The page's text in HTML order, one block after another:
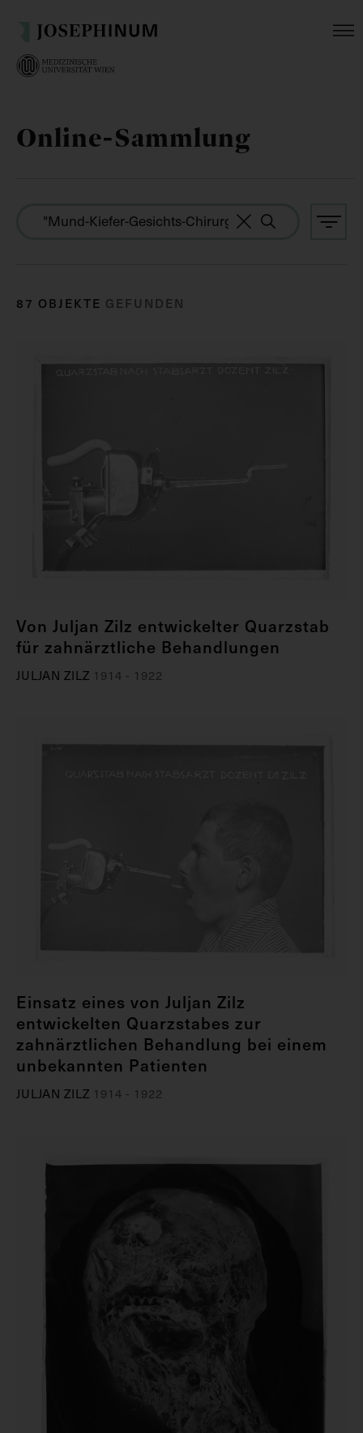
Online-Sammlung
87 OBJEKTE GEFUNDEN
Von Juljan Zilz entwickelter Quarzstab
für zahnärztliche Behandlungen
JULJAN ZILZ 1914 - 1922
Einsatz eines von Juljan Zilz
entwickelten Quarzstabes zur
zahnärztlichen Behandlung bei einem
unbekannten Patienten
JULJAN ZILZ 1914 - 1922